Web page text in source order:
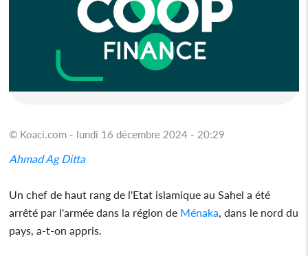
© Koaci.com - lundi 16 décembre 2024 - 20:29
Ahmad Ag Ditta
Un chef de haut rang de l'Etat islamique au Sahel a été
arrêté par l'armée dans la région de Ménaka , dans le nord du
pays, a-t-on appris.